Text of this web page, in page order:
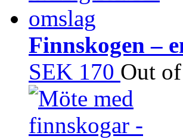
Finnskogen –
SEK 170 Out